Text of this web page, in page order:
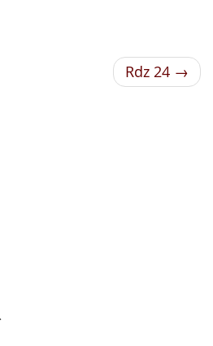
Rdz 24 →